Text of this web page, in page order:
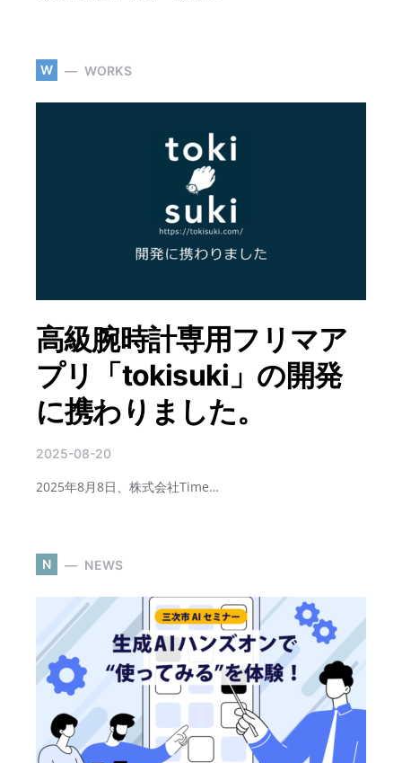
W WORKS
高級腕時計専用フリマア
プリ「tokisuki」の開発
に携わりました。
2025-08-20
2025年8月8日、株式会社Time…
N NEWS